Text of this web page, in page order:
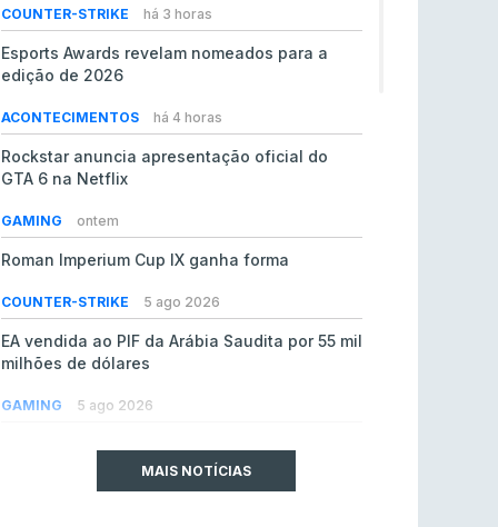
COUNTER-STRIKE há 3 horas
Esports Awards revelam nomeados para a
edição de 2026
ACONTECIMENTOS há 4 horas
Rockstar anuncia apresentação oficial do
GTA 6 na Netflix
GAMING ontem
Roman Imperium Cup IX ganha forma
COUNTER-STRIKE 5 ago 2026
EA vendida ao PIF da Arábia Saudita por 55 mil
milhões de dólares
GAMING 5 ago 2026
MAIS NOTÍCIAS